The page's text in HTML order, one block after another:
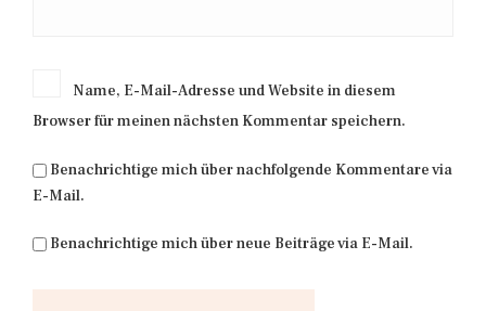
Name, E-Mail-Adresse und Website in diesem
Browser für meinen nächsten Kommentar speichern.
Benachrichtige mich über nachfolgende Kommentare via
E-Mail.
Benachrichtige mich über neue Beiträge via E-Mail.